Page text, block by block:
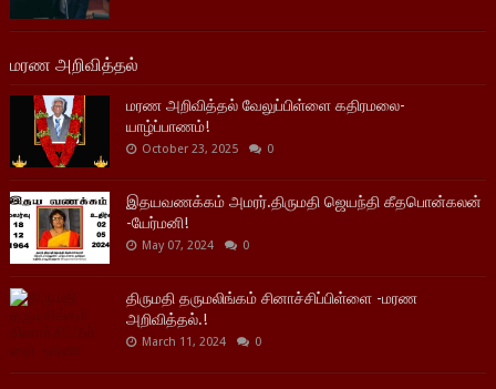
மரண அறிவித்தல்
மரண அறிவித்தல் வேலுப்பிள்ளை கதிரமலை-
யாழ்ப்பாணம்!
October 23, 2025 0
இதயவணக்கம் அமரர்.திருமதி ஜெயந்தி கீதபொன்கலன்
-யேர்மனி!
May 07, 2024 0
திருமதி தருமலிங்கம் சினாச்சிப்பிள்ளை -மரண
அறிவித்தல்.!
March 11, 2024 0